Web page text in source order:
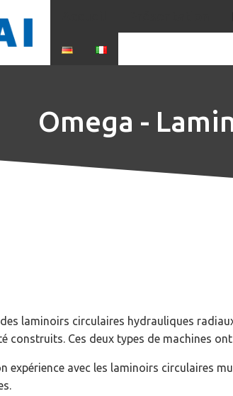
Omega -
laminoirs circulaires hydrauliques
construits. Ces deux types de machines
expérience avec les laminoirs circulaires